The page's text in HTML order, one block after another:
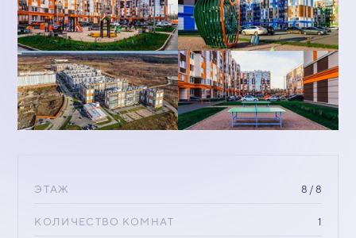
ЭТАЖ 8 / 8
КОЛИЧЕСТВО КОМНАТ 1